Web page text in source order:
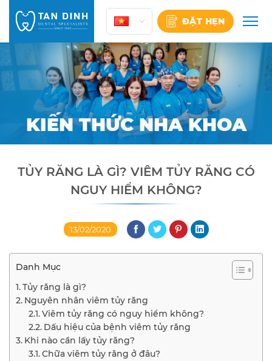
content
ĐẶT HẸN
KIẾN THỨC NHA KHOA
TỦY RĂNG LÀ GÌ? VIÊM TỦY RĂNG CÓ
NGUY HIỂM KHÔNG?
13/02/2020
Danh Mục
Tủy răng là gì?
Nguyên nhân viêm tủy răng
Viêm tủy răng có nguy hiểm không?
Dấu hiệu của bệnh viêm tủy răng
Khi nào cần lấy tủy răng?
Chữa viêm tủy răng ở đâu?